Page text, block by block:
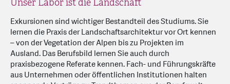
Unser Labor ist die Landschaft
Exkursionen sind wichtiger Bestandteil des Studiums. Sie
lernen die Praxis der Landschaftsarchitektur vor Ort kennen
– von der Vegetation der Alpen bis zu Projekten im
Ausland. Das Berufsbild lernen Sie auch durch
praxisbezogene Referate kennen. Fach- und Führungskräfte
aus Unternehmen oder öffentlichen Institutionen halten